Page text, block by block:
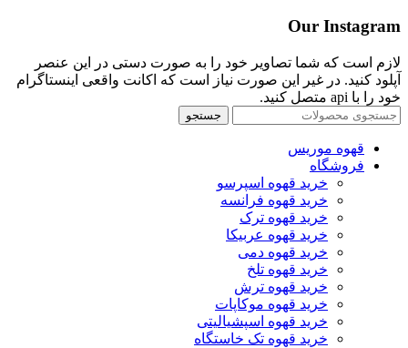
Our Instagram
لازم است که شما تصاویر خود را به صورت دستی در این عنصر
آپلود کنید. در غیر این صورت نیاز است که اکانت واقعی اینستاگرام
خود را با api متصل کنید.
جستجو
قهوه موریس
فروشگاه
خرید قهوه اسپرسو
خرید قهوه فرانسه
خرید قهوه ترک
خرید قهوه عربیکا
خرید قهوه دمی
خرید قهوه تلخ
خرید قهوه ترش
خرید قهوه موکاپات
خرید قهوه اسپشیالیتی
خرید قهوه تک خاستگاه